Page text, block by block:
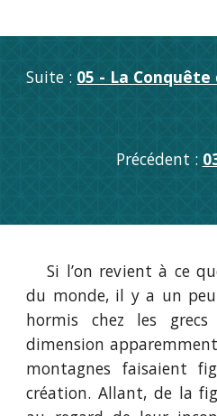
Suite : 05 - La Conquête
Précédent :
Si l’on revient à ce
du monde, il y a un
hormis chez les
dimension
montagnes faisaient
création. Allant, de la